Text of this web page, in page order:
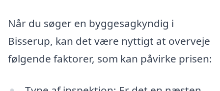
Når du søger en byggesagkyndig i
Bisserup, kan det være nyttigt at overveje
følgende faktorer, som kan påvirke prisen: